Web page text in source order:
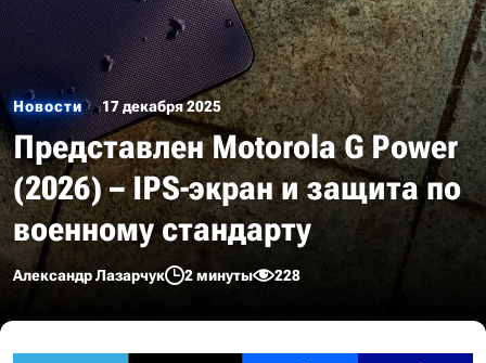
Новости 17 декабря 2025
Представлен Motorola G Power
(2026) – IPS-экран и защита по
военному стандарту
Александр Лазарчук 2 минуты 228